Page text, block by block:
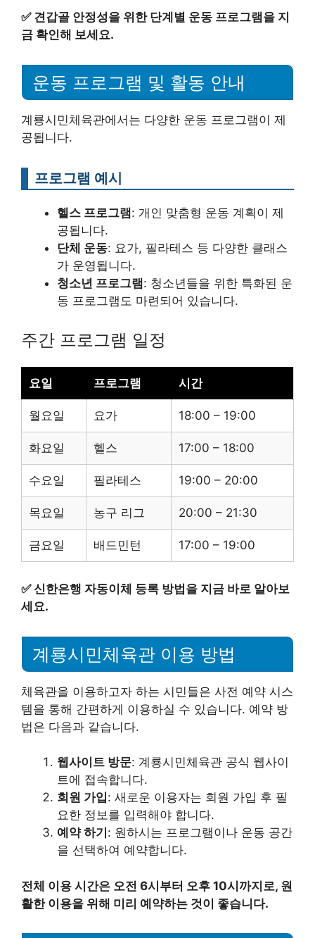
✅ 견갑골 안정성을 위한 단계별 운동 프로그램을 지
금 확인해 보세요.
운동 프로그램 및 활동 안내
계룡시민체육관에서는 다양한 운동 프로그램이 제
공됩니다.
프로그램 예시
헬스 프로그램: 개인 맞춤형 운동 계획이 제
공됩니다.
단체 운동: 요가, 필라테스 등 다양한 클래스
가 운영됩니다.
청소년 프로그램: 청소년들을 위한 특화된 운
동 프로그램도 마련되어 있습니다.
주간 프로그램 일정
요일 프로그램 시간
월요일 요가 18:00 – 19:00
화요일 헬스 17:00 – 18:00
수요일 필라테스 19:00 – 20:00
목요일 농구 리그 20:00 – 21:30
금요일 배드민턴 17:00 – 19:00
✅신한은행 자동이체 등록 방법을 지금 바로 알아보
세요.
계룡시민체육관 이용 방법
체육관을 이용하고자 하는 시민들은 사전 예약 시스
템을 통해 간편하게 이용하실 수 있습니다. 예약 방
법은 다음과 같습니다.
웹사이트 방문: 계룡시민체육관 공식 웹사이
트에 접속합니다.
회원 가입: 새로운 이용자는 회원 가입 후 필
요한 정보를 입력해야 합니다.
예약 하기 : 원하시는 프로그램이나 운동 공간
을 선택하여 예약합니다.
전체 이용 시간은 오전 6시부터 오후 10시까지로, 원
활한 이용을 위해 미리 예약하는 것이 좋습니다.